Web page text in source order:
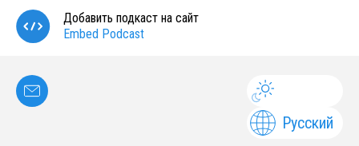
Добавить подкаст на сайт
Embed Podcast
Русский